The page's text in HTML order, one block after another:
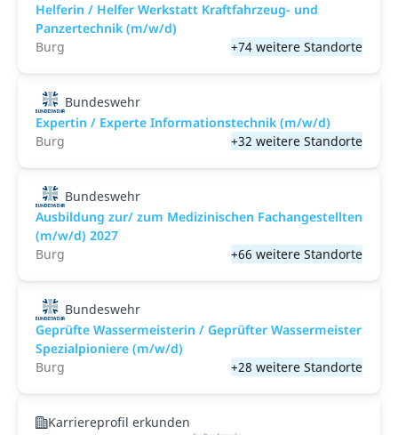
Helferin / Helfer Werkstatt Kraftfahrzeug- und
Panzertechnik (m/w/d)
Burg
+74 weitere Standorte
Bundeswehr
Expertin / Experte Informationstechnik (m/w/d)
Burg
+32 weitere Standorte
Bundeswehr
Ausbildung zur/ zum Medizinischen Fachangestellten
(m/w/d) 2027
Burg
+66 weitere Standorte
Bundeswehr
Geprüfte Wassermeisterin / Geprüfter Wassermeister
Spezialpioniere (m/w/d)
Burg
+28 weitere Standorte
Karriereprofil erkunden